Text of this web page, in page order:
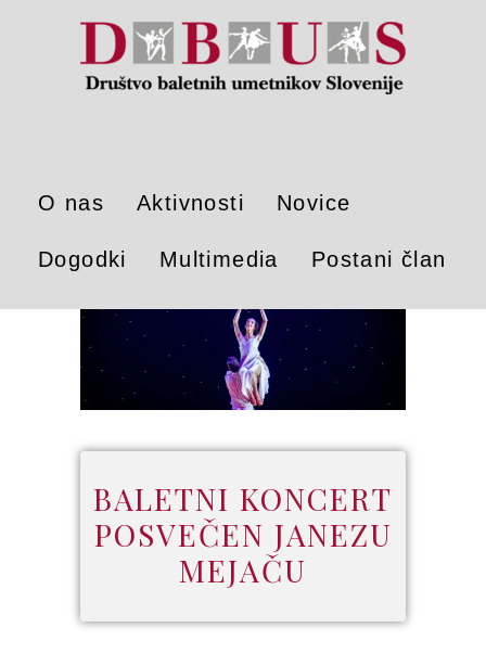
O nas Aktivnosti Novice
Dogodki Multimedia Postani član
BALETNI KONCERT
POSVEČEN JANEZU
MEJAČU